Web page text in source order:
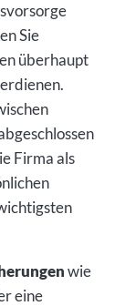
Sie
überhaupt
Firma als
wie
eine